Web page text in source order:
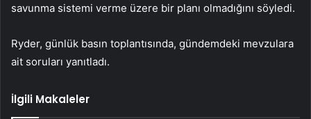
savunma sistemi verme üzere bir planı olmadığını söyledi.
Ryder, günlük basın toplantısında, gündemdeki mevzulara
ait soruları yanıtladı.
İlgili Makaleler